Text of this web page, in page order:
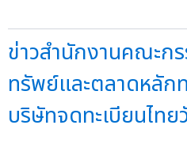
ข่าวสำนักงานคณะก
ทรัพย์และตลาดหลัก
บริษัทจดทะเบียนไทย